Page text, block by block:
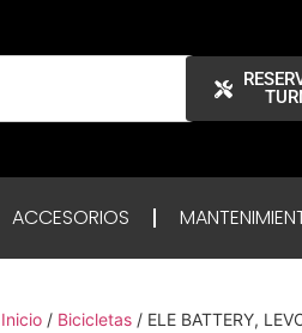
ACCESORIOS
Inicio / Bicicletas / ELE BATTERY,